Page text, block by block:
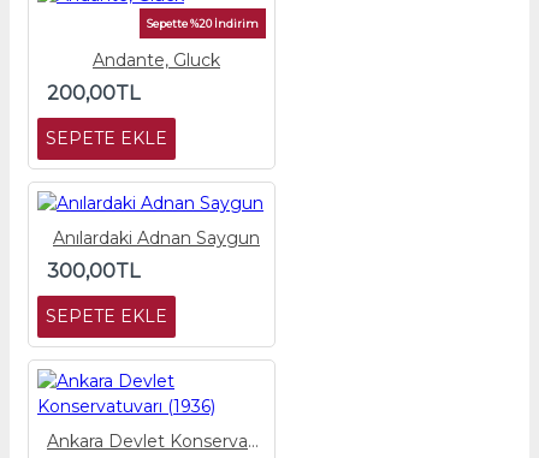
Sepette %20 İndirim
Andante, Gluck
200,00TL
SEPETE EKLE
Anılardaki Adnan Saygun
300,00TL
SEPETE EKLE
Ankara Devlet Konservatuvarı (1936)